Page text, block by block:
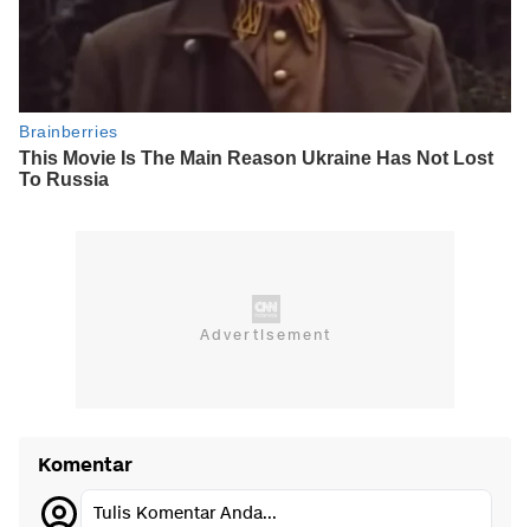
Komentar
Tulis Komentar Anda...